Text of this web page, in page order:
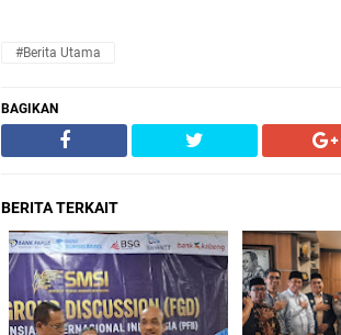
#Berita Utama
BAGIKAN
BERITA TERKAIT